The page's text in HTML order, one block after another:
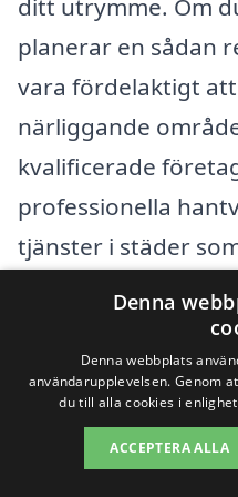
ditt utrymme. Om
planerar en sådan
vara fördelaktigt
närliggande
kvalificerade
professionella
tjänster i städer
Hudiksvall
hjälp från erfarna
säkerställa att
med hög kvalitet.
Genom att
Denna
Denna webbplats
användarupplevelsen. Genom
du till alla cookies i
ACCEPTERA ALLA